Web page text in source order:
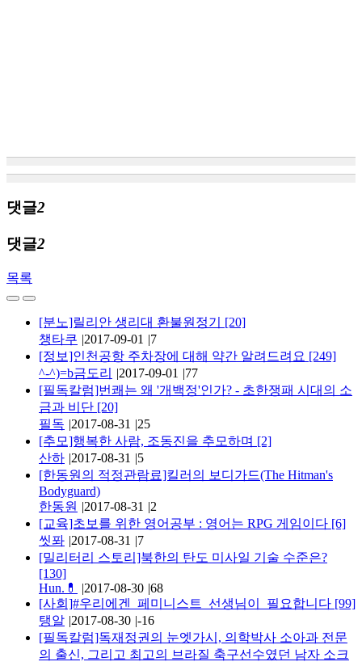
댓글2
댓글2
목록
[분노]릴리안 생리대 환불원정기 [20]
챙타쿠 |2017-09-01 |7
[정보]인천공항 주차장에 대해 약간 알려드려요 [249]
^-^)=b금도리
|2017-09-01 |77
[필독칼럼]번쾌는 왜 '개백정'인가? - 초한쟁패 시대의 소
금과 비단 [20]
필독 |2017-08-31 |25
[추모]행복한 사람, 조동진을 추모하며 [2]
산하 |2017-08-31 |5
[한동원의 적정관람료]킬러의 보디가드(The Hitman's
Bodyguard)
한동원 |2017-08-31 |2
[교육]초보를 위한 영어공부 : 영어는 RPG 게임이다 [6]
씻퐈 |2017-08-31 |7
[밀리터리 스토리]북한의 탄도 미사일 기술 수준은?
[130]
Hun.💊
|2017-08-30 |68
[사회]#우리에겐_페미니스트_선생님이_필요합니다 [99]
탱알 |2017-08-30 |-16
[필독칼럼]독재정권의 눈엣가시, 의학박사 소아과 전문
의 출신, 그리고 최고의 브라질 축구선수였던 남자 소크